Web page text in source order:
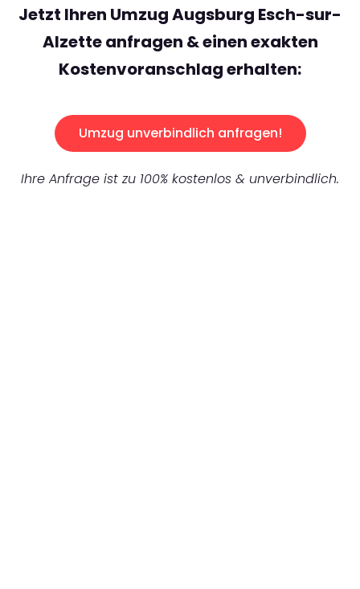
Jetzt Ihren Umzug Augsburg Esch-sur-
Alzette anfragen & einen exakten
Kostenvoranschlag erhalten:
Umzug unverbindlich anfragen!
Ihre Anfrage ist zu 100% kostenlos & unverbindlich.